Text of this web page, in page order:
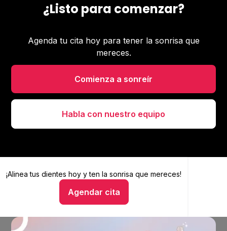
¿Listo para comenzar?
Agenda tu cita hoy para tener la sonrisa que
mereces.
Comienza a sonreír
Habla con nuestro equipo
¡Alinea tus dientes hoy yten la sonrisa que mereces!
Agendar cita
Alinea tus dientes hoy y ten la sonrisa que mereces
Hablar con un asesor